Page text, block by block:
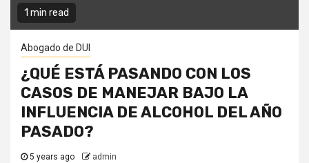
1 min read
Abogado de DUI
¿QUÉ ESTÁ PASANDO CON LOS
CASOS DE MANEJAR BAJO LA
INFLUENCIA DE ALCOHOL DEL AÑO
PASADO?
5 years ago admin